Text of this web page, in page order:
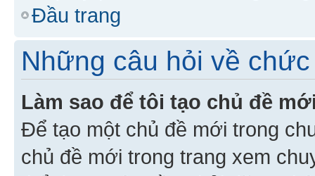
Đầu trang
Những câu hỏi về
Làm sao để tôi tạo chủ đề
Để tạo một chủ đề mới trong
chủ đề mới trong trang xem